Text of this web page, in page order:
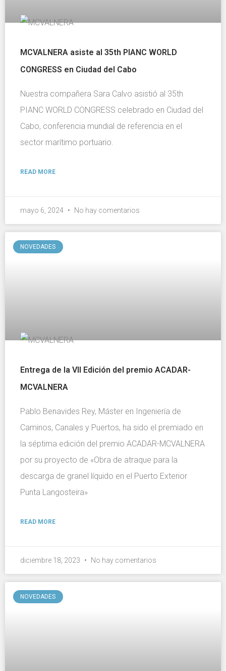
MCVALNERA asiste al 35th PIANC WORLD
CONGRESS en Ciudad del Cabo
Nuestra compañera Sara Calvo asistió al 35th
PIANC WORLD CONGRESS celebrado en Ciudad del
Cabo, conferencia mundial de referencia en el
sector marítimo portuario.
READ MORE
mayo 6, 2024 No hay comentarios
NOVEDADES
Entrega de la VII Edición del premio ACADAR-
MCVALNERA
Pablo Benavides Rey, Máster en Ingeniería de
Caminos, Canales y Puertos, ha sido el premiado en
la séptima edición del premio ACADAR-MCVALNERA
por su proyecto de «Obra de atraque para la
descarga de granel líquido en el Puerto Exterior
Punta Langosteira»
READ MORE
diciembre 18, 2023 No hay comentarios
NOVEDADES